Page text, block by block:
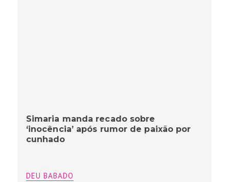
Simaria manda recado sobre
‘inocência’ após rumor de paixão por
cunhado
DEU BABADO